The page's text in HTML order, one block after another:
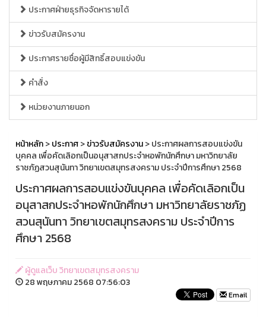
ประกาศฝ่ายธุรกิจจัดหารายได้
ข่าวรับสมัครงาน
ประกาศรายชื่อผู้มีสิทธิ์สอบแข่งขัน
คำสั่ง
หน่วยงานภายนอก
หน้าหลัก>ประกาศ>ข่าวรับสมัครงาน> ประกาศผลการสอบแข่งขัน
บุคคล เพื่อคัดเลิอกเป็นอนุสาสกประจำหอพักนักศึกษา มหาวิทยาลัย
ราชภัฏสวนสุนันทา วิทยาเขตสมุทรสงคราม ประจำปีการศึกษา 2568
ประกาศผลการสอบแข่งขันบุคคล เพื่อคัดเลิอกเป็น
อนุสาสกประจำหอพักนักศึกษา มหาวิทยาลัยราชภัฏ
สวนสุนันทา วิทยาเขตสมุทรสงคราม ประจำปีการ
ศึกษา 2568
ผู้ดูแลเว็บ วิทยาเขตสมุทรสงคราม
28 พฤษภาคม 2568 07:56:03
Email